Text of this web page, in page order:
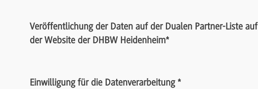
Veröffentlichung der Daten auf der Dualen Partner-Liste auf
der Website der DHBW Heidenheim*
Einwilligung für die Datenverarbeitung *